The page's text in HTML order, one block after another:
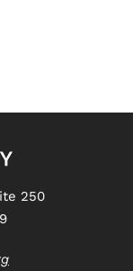
250